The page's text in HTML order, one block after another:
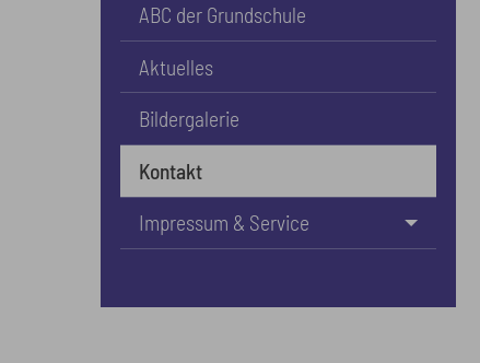
ABC der Grundschule
Aktuelles
Bildergalerie
Kontakt
Impressum & Service